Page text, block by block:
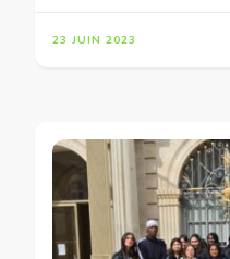
23 JUIN 2023